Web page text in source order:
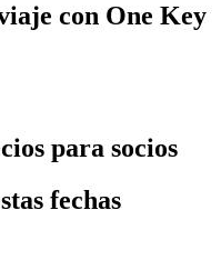
con One Key
para socios
fechas